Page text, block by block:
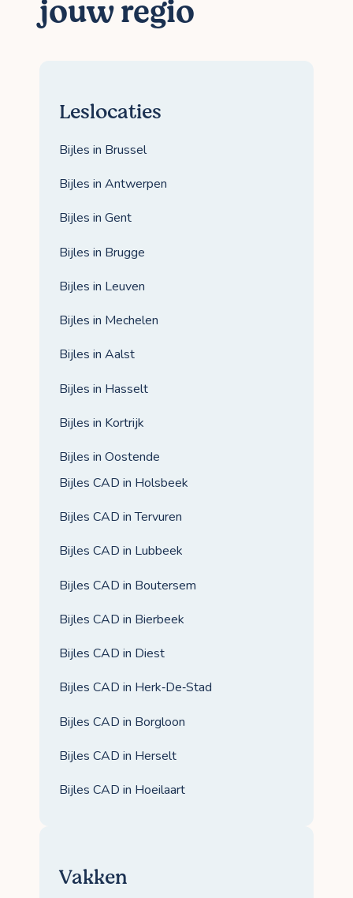
jouw regio
Leslocaties
Bijles in Brussel
Bijles in Antwerpen
Bijles in Gent
Bijles in Brugge
Bijles in Leuven
Bijles in Mechelen
Bijles in Aalst
Bijles in Hasselt
Bijles in Kortrijk
Bijles in Oostende
Bijles CAD in Holsbeek
Bijles CAD in Tervuren
Bijles CAD in Lubbeek
Bijles CAD in Boutersem
Bijles CAD in Bierbeek
Bijles CAD in Diest
Bijles CAD in Herk‑De‑Stad
Bijles CAD in Borgloon
Bijles CAD in Herselt
Bijles CAD in Hoeilaart
Vakken